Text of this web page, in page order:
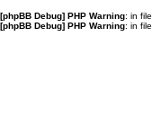
[phpBB Debug] PHP Warning: in file
[phpBB Debug] PHP Warning: in file